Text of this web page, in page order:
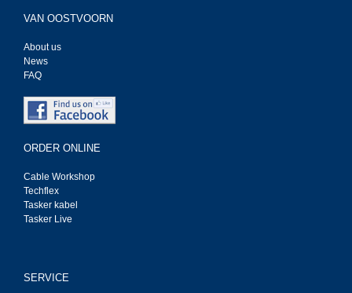
VAN OOSTVOORN
About us
News
FAQ
ORDER ONLINE
Cable Workshop
Techflex
Tasker kabel
Tasker Live
SERVICE